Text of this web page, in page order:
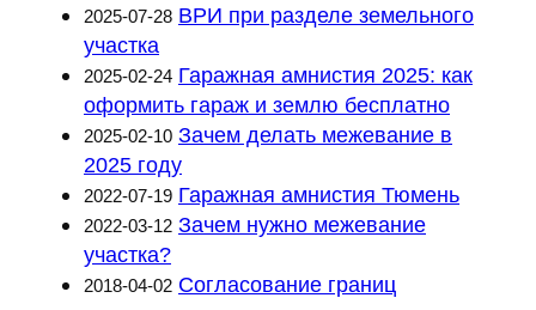
2025-07-28 ВРИ при разделе земельного
участка
2025-02-24 Гаражная амнистия 2025: как
оформить гараж и землю бесплатно
2025-02-10 Зачем делать межевание в
2025 году
2022-07-19 Гаражная амнистия Тюмень
2022-03-12 Зачем нужно межевание
участка?
2018-04-02 Согласование границ